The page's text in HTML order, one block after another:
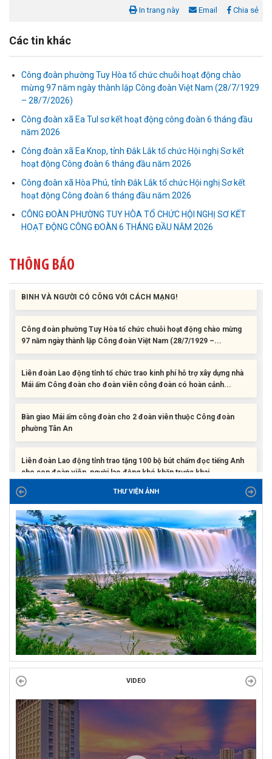
In trang này Email Chia sẻ
Các tin khác
Công đoàn phường Tuy Hòa tổ chức chuỗi hoạt động chào
mừng 97 năm ngày thành lập Công đoàn Việt Nam (28/7/1929
– 28/7/2026)
Công đoàn xã Ea Tul sơ kết hoạt động công đoàn 6 tháng đầu
năm 2026
Công đoàn xã Ea Knop, tỉnh Đắk Lắk tổ chức Hội nghị Sơ kết
hoạt động Công đoàn 6 tháng đầu năm 2026
Công đoàn xã Hòa Phú, tỉnh Đắk Lắk tổ chức Hội nghị Sơ kết
hoạt động Công đoàn 6 tháng đầu năm 2026
CÔNG ĐOÀN PHƯỜNG TUY HÒA TỔ CHỨC HỘI NGHỊ SƠ KẾT
HOẠT ĐỘNG CÔNG ĐOÀN 6 THÁNG ĐẦU NĂM 2026
THÔNG BÁO
Liên đoàn Lao động tỉnh tổ chức trao kinh phí hỗ trợ xây dựng nhà
Mái ấm Công đoàn cho đoàn viên công đoàn có hoàn cảnh...
Bàn giao Mái ấm công đoàn cho 2 đoàn viên thuộc Công đoàn
phường Tân An
Liên đoàn Lao động tỉnh trao tặng 100 bộ bút chấm đọc tiếng Anh
cho con đoàn viên, người lao động khó khăn trước khai...
ĐỜI ĐỜI GHI NHỚ CÔNG ƠN CÁC ANH HÙNG LIỆT SĨ, THƯƠNG
Công đoàn phường Tuy Hòa tổ chức chuỗi hoạt động chào mừng
Liên đoàn Lao động tỉnh tổ chức trao kinh phí hỗ trợ xây dựng nhà
Bàn giao Mái ấm công đoàn cho 2 đoàn viên thuộc Công đoàn
Liên đoàn Lao động tỉnh trao tặng 100 bộ bút chấm đọc tiếng Anh
ĐỜI ĐỜI GHI NHỚ CÔNG ƠN CÁC ANH HÙNG LIỆT SĨ, THƯƠNG
BINH VÀ NGƯỜI CÓ CÔNG VỚI CÁCH MẠNG!
Công đoàn phường Tuy Hòa tổ chức chuỗi hoạt động chào mừng
97 năm ngày thành lập Công đoàn Việt Nam (28/7/1929 –...
THƯ VIỆN ẢNH
VIDEO